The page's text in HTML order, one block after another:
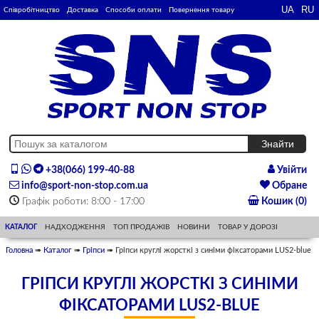
Співробітництво Доставка Способи оплати Повернення товару
+38(066) 199-40-88
info@sport-non-stop.com.ua
Графік роботи: 8:00 - 17:00
Увійти
Обране
Кошик (0)
КАТАЛОГ НАДХОДЖЕННЯ ТОП ПРОДАЖІВ НОВИНИ ТОВАР У ДОРОЗІ
Головна ➠ Каталог ➠ Гріпси ➠ Гріпси круглі жорсткі з синіми фіксаторами LUS2-blue
ГРІПСИ КРУГЛІ ЖОРСТКІ З СИНІМИ
ФІКСАТОРАМИ LUS2-BLUE